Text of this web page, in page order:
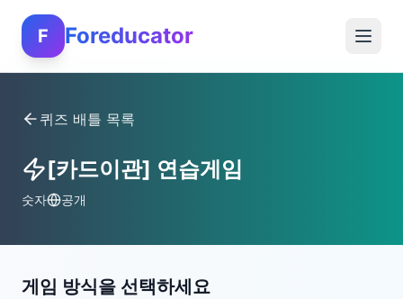
F Foreducator
퀴즈 배틀 목록
[카드이관] 연습게임
숫자 공개
게임 방식을 선택하세요